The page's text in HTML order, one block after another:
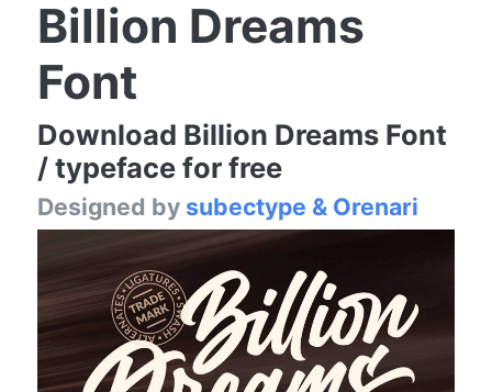
Billion Dreams
Font
Download Billion Dreams Font
/ typeface for free
Designed by subectype & Orenari